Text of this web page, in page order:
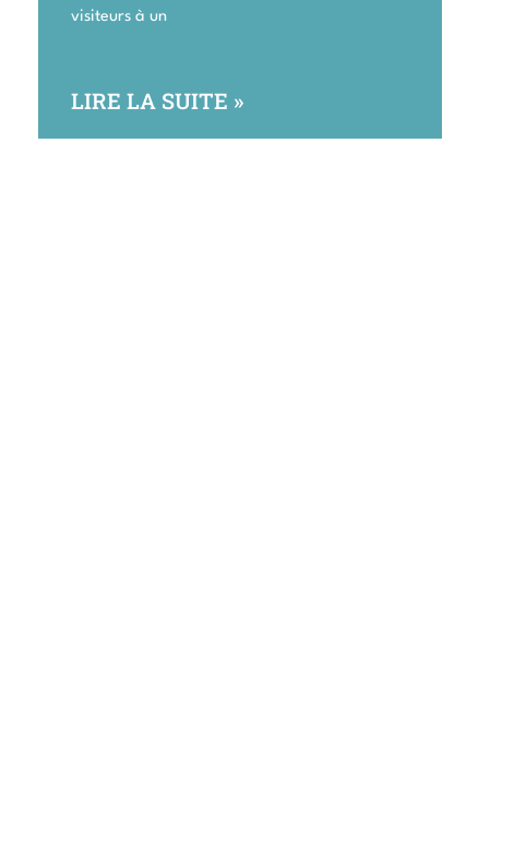
visiteurs à un
LIRE LA SUITE »